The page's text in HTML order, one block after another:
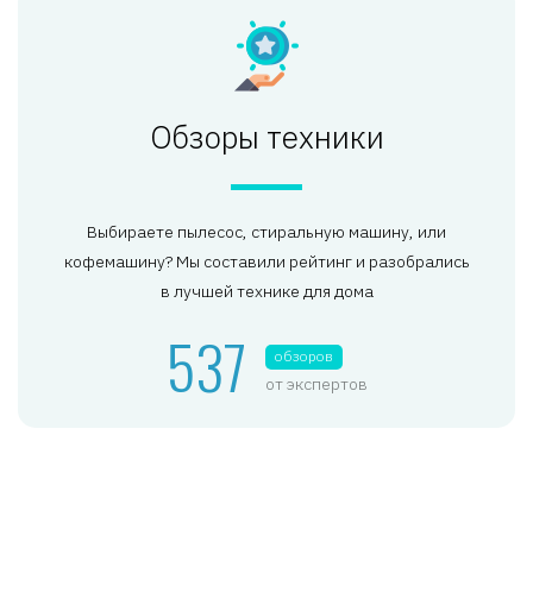
Обзоры техники
Выбираете пылесос, стиральную машину, или
кофемашину? Мы составили рейтинг и разобрались
в лучшей технике для дома
537 обзоров
от экспертов